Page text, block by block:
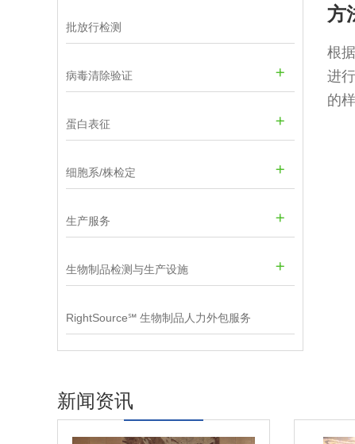
批放行检测
病毒清除验证
蛋白表征
细胞系/株检定
生产服务
生物制品检测与生产设施
RightSource℠ 生物制品人力外包服务
方
根
进
的
新闻资讯